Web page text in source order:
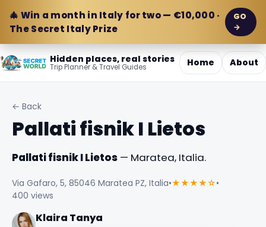
🎄 Win a month in Italy for two — €10,000 ·
The Secret Italy Prize
GO
→
Hidden places, real stories
Trip Planner & Travel Guides Home About
← Back
Pallati fisnik I Lietos
Pallati fisnik I Lietos — Maratea, Italia.
Via Gafaro, 5, 85046 Maratea PZ, Italia•★★★★☆•
400 views
Klaira Tanya